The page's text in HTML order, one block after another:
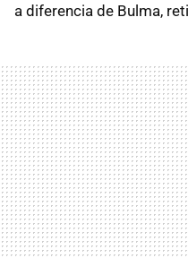
a diferencia de Bulma,